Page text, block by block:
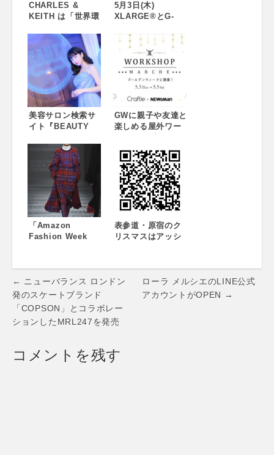
CHARLES &
KEITH は「世界環
せ、「Coral Reef
Alliance (サンゴ礁
保護団体)」を支援
できるように、限
定トートバッグを
発売！ 2018年6月
15日(金）より、
CHARLES &
KEITHは「世界環
「Save the Reefs
(サンゴ礁を救う)」
オンラインキャン
ペーンを開始しま
す。
5月3日(木)
XLARGE®とG-
X6900」とのコラ
ボレーションモデ
ル発売。
XLARGE®として
は初のミントグリ
ーンボディーを採
用。
美容サロン検索サ
イト『BEAUTY
チパーティー開催
『BEAUTY
POOOOL（ビュー
ティープール）』
のローンチパーテ
ィーが開催、プレ
ス関係者、美容関
係者、モデル、タ
レントアーティス
ファッショニスタ
が来場
GWに親子や友達と
楽しめる屋外ワー
ェを「NEWoMan
新宿」で開催！
「NEWoMan新
宿」初のGWイベン
トで、ものづくり
ワークショップサ
マルシェを開催。5
月3日(木・祝)から
「Amazon
Fashion Week
表参道・原宿のク
リスマスはアッシ
表参道ヒルズ＆ラ
フォーレ原宿のク
リスマスをプロデ
Post
navigation
← ニューバランス ロンドン
発のスケートブランド
「COPSON」とコラボレー
ションしたMRL247を発売
ローラ メルシエのLINE公式
アカウントがOPEN →
コメントを残す